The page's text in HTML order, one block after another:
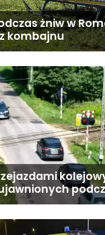
żniw w
kombajnu
przejazd